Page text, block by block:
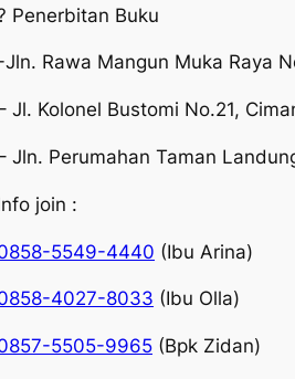
Penerbitan Buku
Jln. Rawa Mangun Muka Raya
Jl. Kolonel Bustomi No.21,
Jln. Perumahan Taman
join :
5549-4440 (Ibu Arina)
4027-8033 (Ibu Olla)
5505-9965 (Bpk Zidan)